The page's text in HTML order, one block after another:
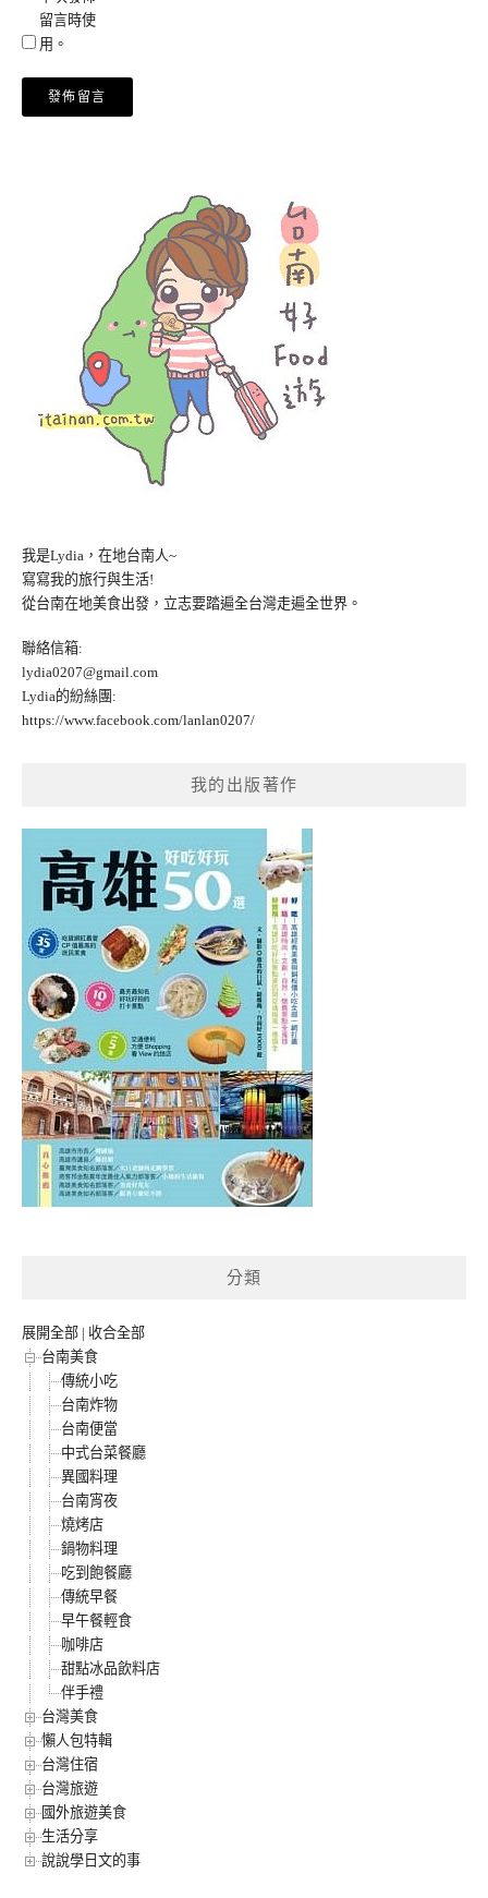
留言時使
用。
我是Lydia，在地台南人~
寫寫我的旅行與生活!
從台南在地美食出發，立志要踏遍全台灣走遍全世界。
聯絡信箱:
lydia0207@gmail.com
Lydia的紛絲團:
https://www.facebook.com/lanlan0207/
我的出版著作
分類
展開全部 | 收合全部
台南美食
傳統小吃
台南炸物
台南便當
中式台菜餐廳
異國料理
台南宵夜
燒烤店
鍋物料理
吃到飽餐廳
傳統早餐
早午餐輕食
咖啡店
甜點冰品飲料店
伴手禮
台灣美食
懶人包特輯
台灣住宿
台灣旅遊
國外旅遊美食
生活分享
說說學日文的事